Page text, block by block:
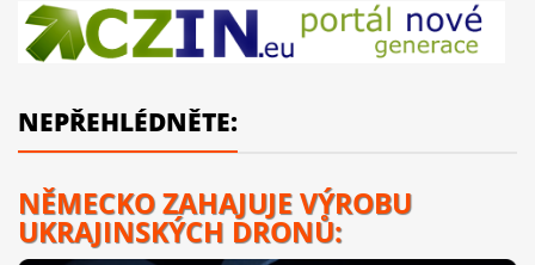
NEPŘEHLÉDNĚTE:
NĚMECKO ZAHAJUJE VÝROBU
UKRAJINSKÝCH DRONŮ: